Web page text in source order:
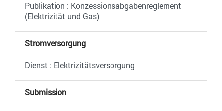
Publikation : Konzessionsabgabenreglement
(Elektrizität und Gas)
Stromversorgung
Dienst : Elektrizitätsversorgung
Submission